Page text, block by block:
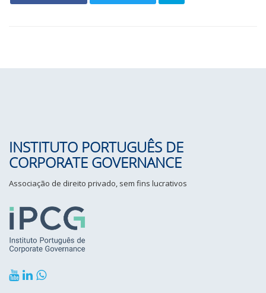
INSTITUTO PORTUGUÊS DE
CORPORATE GOVERNANCE
Associação de direito privado, sem fins lucrativos